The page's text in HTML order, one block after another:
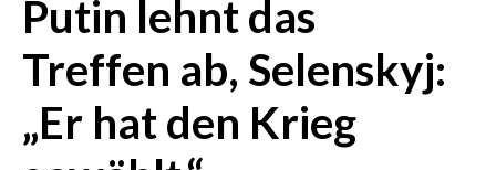
ITALIA
MONDO
Putin lehnt das
Treffen ab, Selenskyj:
„Er hat den Krieg